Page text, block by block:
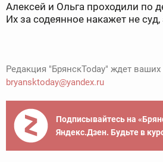
Алексей и Ольга проходили по
Их за содеянное накажет не суд,
Редакция "БрянскToday" ждет
bryansktoday@yandex.ru
Подписывайтесь на
Яндекс.Дзен. Будьте в